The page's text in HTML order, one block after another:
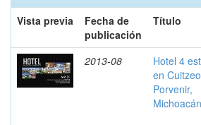
Vista previa
Fecha de
publicación
Título
2013-08
Hotel 4
en
Porvenir,
Michoacán